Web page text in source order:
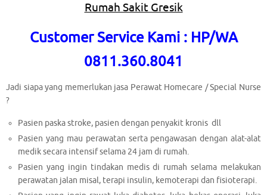
Rumah Sakit Gresik
Customer Service Kami : HP/WA
0811.360.8041
Jadi siapa yang memerlukan jasa Perawat Homecare / Special Nurse
?
Pasien paska stroke, pasien dengan penyakit kronis dll
Pasien yang mau perawatan serta pengawasan dengan alat-alat
medik secara intensif selama 24 jam di rumah.
Pasien yang ingin tindakan medis di rumah selama melakukan
perawatan jalan misal, terapi insulin, kemoterapi dan fisioterapi.